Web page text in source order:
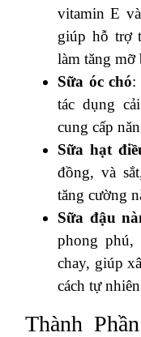
vitamin E
giúp hỗ trợ
làm tăng mỡ
Sữa óc chó:
tác dụng
cung cấp
Sữa hạt
đồng, và
tăng cường
Sữa đậu
phong
chay, giúp
cách tự
Thành